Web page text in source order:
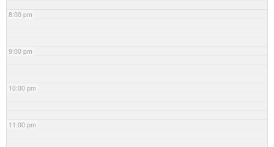
8:00 pm
9:00 pm
10:00 pm
11:00 pm